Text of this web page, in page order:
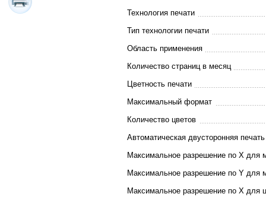
Технология печати
Тип технологии печати
Область применения
Количество страниц в месяц
Цветность печати
Максимальный формат
Количество цветов
Автоматическая двусторонняя печать
Максимальное разрешение по X для
Максимальное разрешение по Y для
Максимальное разрешение по X для